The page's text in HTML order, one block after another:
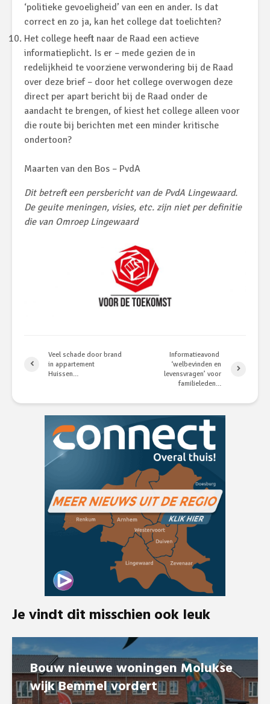
‘politieke gevoeligheid’ van een en ander. Is dat
correct en zo ja, kan het college dat toelichten?
Het college heeft naar de Raad een actieve
informatieplicht. Is er – mede gezien de in
redelijkheid te voorziene verwondering bij de Raad
over deze brief – door het college overwogen deze
direct per apart bericht bij de Raad onder de
aandacht te brengen, of kiest het college alleen voor
die route bij berichten met een minder kritische
ondertoon?
Maarten van den Bos – PvdA
Dit betreft een persbericht van de PvdA Lingewaard.
De geuite meningen, visies, etc. zijn niet per definitie
die van Omroep Lingewaard
Veel schade door brand
in appartement
Huissen…
Informatieavond
‘welbevinden en
levensvragen’ voor
familieleden…
Je vindt dit misschien ook leuk
Bouw nieuwe woningen Molukse
wijk Bemmel vordert